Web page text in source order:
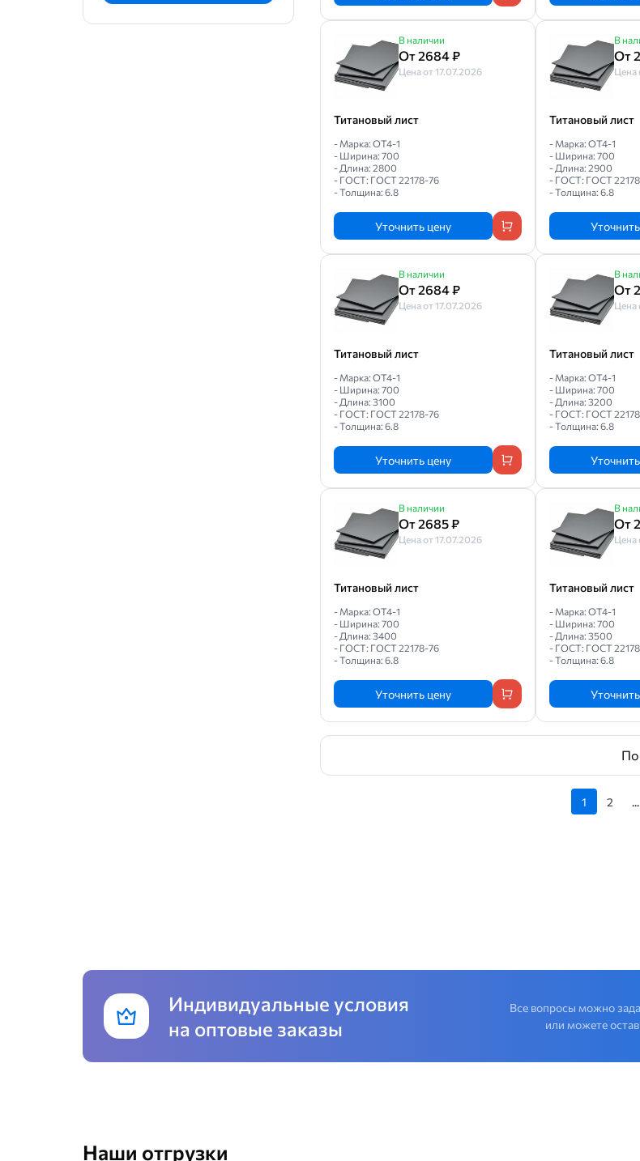
В наличии
От 2684 ₽
Цена от 17.07.2026
Титановый лист
- Марка: ОТ4-1
- Ширина: 700
- Длина: 2800
- ГОСТ: ГОСТ 22178-76
- Толщина: 6.8
Уточнить цену
В
От
Цена
Титановый лист
- Марка: ОТ4-1
- Ширина: 700
- Длина: 2900
- ГОСТ: ГОСТ
- Толщина: 6.8
В наличии
От 2684 ₽
Цена от 17.07.2026
Титановый лист
- Марка: ОТ4-1
- Ширина: 700
- Длина: 3100
- ГОСТ: ГОСТ 22178-76
- Толщина: 6.8
Уточнить цену
В
От
Цена
Титановый лист
- Марка: ОТ4-1
- Ширина: 700
- Длина: 3200
- ГОСТ: ГОСТ
- Толщина: 6.8
В наличии
От 2685 ₽
Цена от 17.07.2026
Титановый лист
- Марка: ОТ4-1
- Ширина: 700
- Длина: 3400
- ГОСТ: ГОСТ 22178-76
- Толщина: 6.8
Уточнить цену
В
От
Цена
Титановый лист
- Марка: ОТ4-1
- Ширина: 700
- Длина: 3500
- ГОСТ: ГОСТ
- Толщина: 6.8
1 2 ...
Индивидуальные условия
на оптовые заказы
Все вопросы можно
или можете
Наши отгрузки